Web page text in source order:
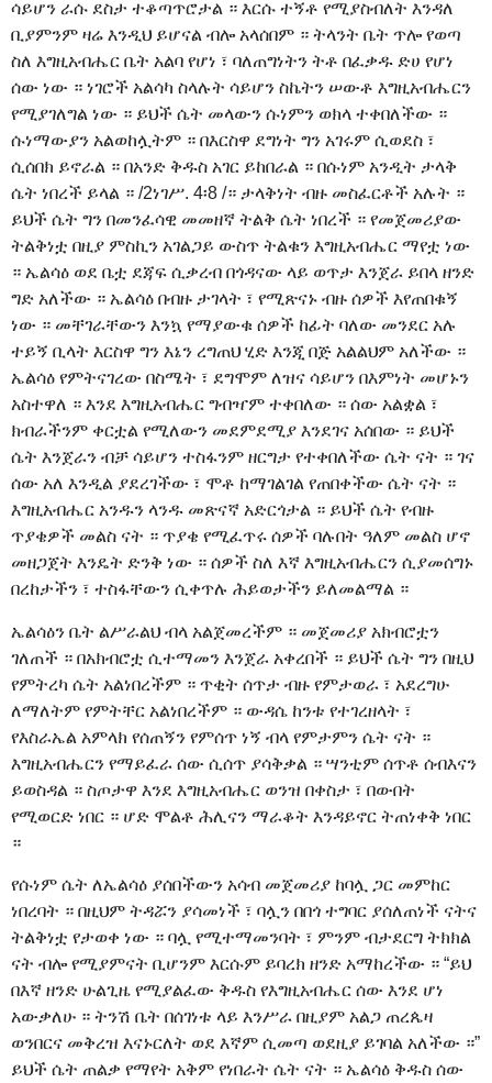
ሳይሆን ራሱ ደስታ ተቆጣጥሮታል ። እርሱ ተኝቶ የሚያስብለት እንዳለ
ቢያምንም ዛሬ እንዲህ ይሆናል ብሎ አላሰበም ። ትላንት ቤት ጥሎ የወጣ
ስለ እግዚአብሔር ቤት አልባ የሆነ ፣ ባለጠግነትን ትቶ በፈቃዱ ድሀ የሆነ
ሰው ነው ። ነገሮች አልሳካ ስላሉት ሳይሆን ስኬትን ሠውቶ እግዚአብሔርን
የሚያገለግል ነው ። ይህች ሴት መላውን ሱነምን ወክላ ተቀበለችው ።
ሱነማውያን አልወከሏትም ። በእርስዋ ደግነት ግን አገሩም ሲወደስ ፣
ሲሰበክ ይኖራል ። በአንድ ቅዱስ አገር ይከበራል ። በሱነም አንዲት ታላቅ
ሴት ነበረች ይላል ። /2ነገሥ. 4፡8 /። ታላቅነት ብዙ መስፈርቶች አሉት ።
ይህች ሴት ግን በመንፈሳዊ መመዘኛ ትልቅ ሴት ነበረች ። የመጀመሪያው
ትልቅነቷ በዚያ ምስኪን አገልጋይ ውስጥ ትልቁን እግዚአብሔር ማየቷ ነው
። ኤልሳዕ ወደ ቤቷ ደጃፍ ሲቃረብ በጎዳናው ላይ ወጥታ እንጀራ ይበላ ዘንድ
ግድ አለችው ። ኤልሳዕ በብዙ ታገላት ፣ የሚጽናኑ ብዙ ሰዎች እየጠበቁኝ
ነው ። መቸገራቸውን እንኳ የማያውቁ ሰዎች ከፊት ባለው መንደር አሉ
ተይኝ ቢላት እርስዋ ግን እኔን ረግጠህ ሂድ እንጂ በጅ አልልህም አለችው ።
ኤልሳዕ የምትናገረው በስሜት ፣ ደግሞም ለዝና ሳይሆን በእምነት መሆኑን
አስተዋለ ። እንደ እግዚአብሔር ግብዣም ተቀበለው ። ሰው አልቋል ፣
ክብራችንም ቀርቷል የሚለውን መደምደሚያ እንደገና አሰበው ። ይህች
ሴት እንጀራን ብቻ ሳይሆን ተስፋንም ዘርግታ የተቀበለችው ሴት ናት ። ገና
ሰው አለ እንዲል ያደረገችው ፣ ሞቶ ከማገልገል የጠበቀችው ሴት ናት ።
እግዚአብሔር አንዱን ላንዱ መጽናኛ አድርጎታል ። ይህች ሴት የብዙ
ጥያቄዎች መልስ ናት ። ጥያቄ የሚፈጥሩ ሰዎች ባሉበት ዓለም መልስ ሆኖ
መዘጋጀት እንዴት ድንቅ ነው ። ሰዎች ስለ እኛ እግዚአብሔርን ሲያመሰግኑ
በረከታችን ፣ ተስፋቸውን ሲቀጥሉ ሕይወታችን ይለመልማል ።
ኤልሳዕን ቤት ልሥራልህ ብላ አልጀመረችም ። መጀመሪያ አክብሮቷን
ገለጠች ። በአክብሮቷ ሲተማመን እንጀራ አቀረበች ። ይህች ሴት ግን በዚህ
የምትረካ ሴት አልነበረችም ። ጥቂት ሰጥታ ብዙ የምታወራ ፣ አደረግሁ
ለማለትም የምትቸር አልነበረችም ። ውዳሴ ከንቱ የተገረዘላት ፣
የእስራኤል አምላክ የሰጠኝን የምሰጥ ነኝ ብላ የምታምን ሴት ናት ።
እግዚአብሔርን የማይፈራ ሰው ሲሰጥ ያሳቅቃል ። ሣንቲም ሰጥቶ ሰብእናን
ይወስዳል ። ስጦታዋ እንደ እግዚአብሔር ወንዝ በቀስታ ፣ በውበት
የሚወርድ ነበር ። ሆድ ሞልቶ ሕሊናን ማራቆት እንዳይኖር ትጠነቀቅ ነበር
።
የሱነም ሴት ለኤልሳዕ ያሰበችውን አሳብ መጀመሪያ ከባሏ ጋር መምከር
ነበረባት ። በዚህም ትዳሯን ያሳመነች ፣ ባሏን በበጎ ተግባር ያሰለጠነች ናትና
ትልቅነቷ የታወቀ ነው ። ባሏ የሚተማመንባት ፣ ምንም ብታደርግ ትክክል
ናት ብሎ የሚያምናት ቢሆንም እርሱም ይባረክ ዘንድ አማከረችው ። “ይህ
በእኛ ዘንድ ሁልጊዜ የሚያልፈው ቅዱስ የእግዚአብሔር ሰው እንደ ሆነ
አውቃለሁ ። ትንሽ ቤት በሰገነቱ ላይ እንሥራ በዚያም አልጋ ጠረጴዛ
ወንበርና መቅረዝ እናኑርለት ወደ እኛም ሲመጣ ወደዚያ ይገባል አለችው ።”
ይህች ሴት ጠልቃ የማየት አቅም የነበራት ሴት ናት ። ኤልሳዕ ቅዱስ ሰው